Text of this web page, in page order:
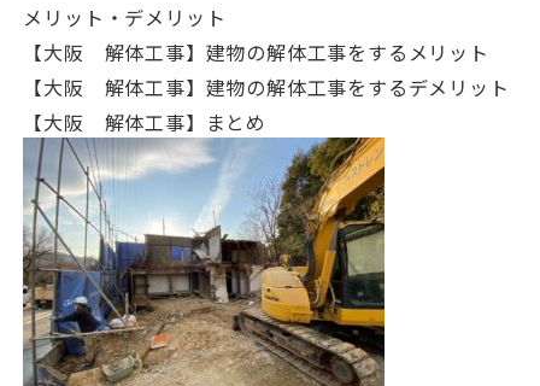
メリット・デメリット
【大阪 解体工事】建物の解体工事をするメリット
【大阪 解体工事】建物の解体工事をするデメリット
【大阪 解体工事】まとめ